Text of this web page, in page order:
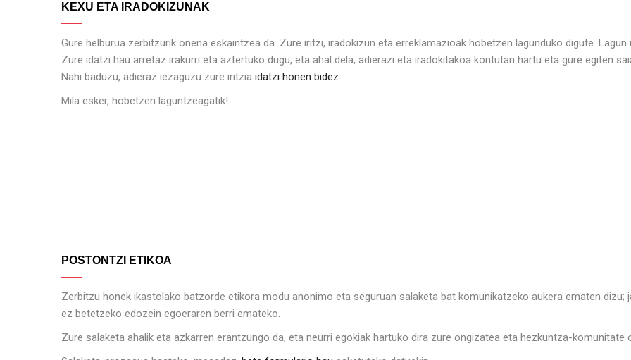
KEXU ETA IRADOKIZUNAK
Gure helburua zerbitzurik onena eskaintzea da. Zure iritzi, iradokizun eta erreklamazioak hobetzen lagunduko digute.
Zure idatzi hau arretaz irakurri eta aztertuko dugu, eta ahal dela, adierazi eta iradokitakoa kontutan hartu eta gure egiten
Nahi baduzu, adieraz iezaguzu zure iritzia idatzi honen bidez.
Mila esker, hobetzen laguntzeagatik!
POSTONTZI ETIKOA
Zerbitzu honek ikastolako batzorde etikora modu anonimo eta seguruan salaketa bat komunikatzeko aukera ematen dizu;
ez betetzeko edozein egoeraren berri emateko.
Zure salaketa ahalik eta azkarren erantzungo da, eta neurri egokiak hartuko dira zure ongizatea eta hezkuntza-komunitate